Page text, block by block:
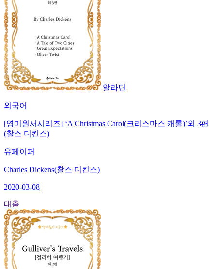
알라딘
외국어
[영미원서시리즈] ‘A Christmas Carol(크리스마스 캐롤)’외 3편
(찰스 디킨스)
유페이퍼
Charles Dickens(찰스 디킨스)
2020-03-08
대출